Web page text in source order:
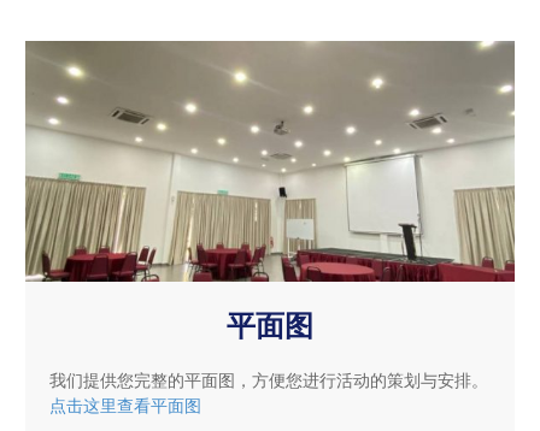
平面图
我们提供您完整的平面图，方便您进行活动的策划与安排。
点击这里查看平面图